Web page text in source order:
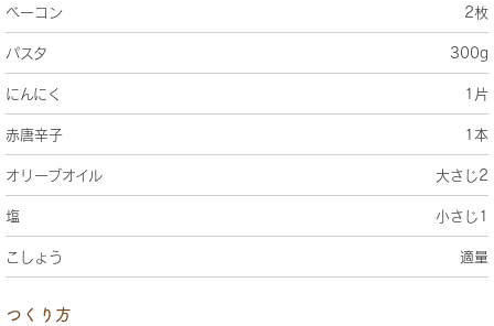
ベーコン 2枚
パスタ 300g
にんにく 1片
赤唐辛子 1本
オリーブオイル 大さじ2
塩 小さじ1
こしょう 適量
つくり方